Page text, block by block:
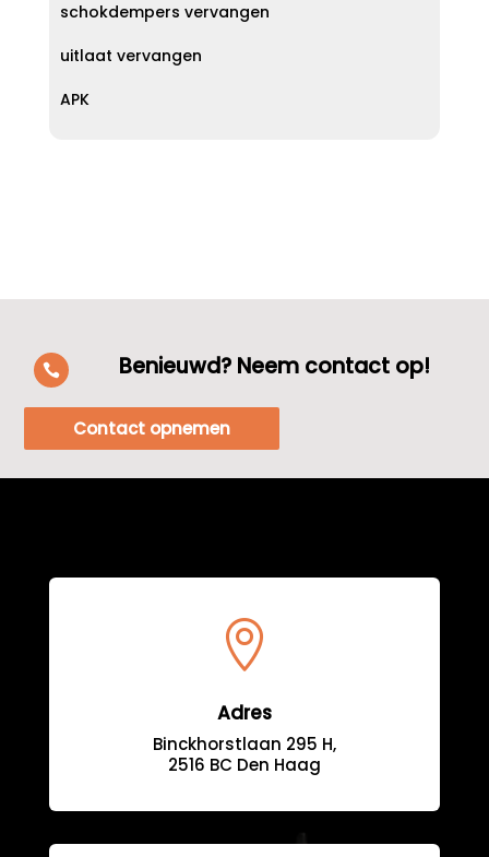
schokdempers vervangen
uitlaat vervangen
APK
 Benieuwd? Neem contact op!
Contact opnemen

Adres
Binckhorstlaan 295 H,
2516 BC Den Haag